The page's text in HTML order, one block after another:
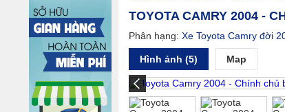
TOYOTA CAMRY 2004 -
Phân hạng: Xe Toyota Camry đời
Hình ảnh (5) Map